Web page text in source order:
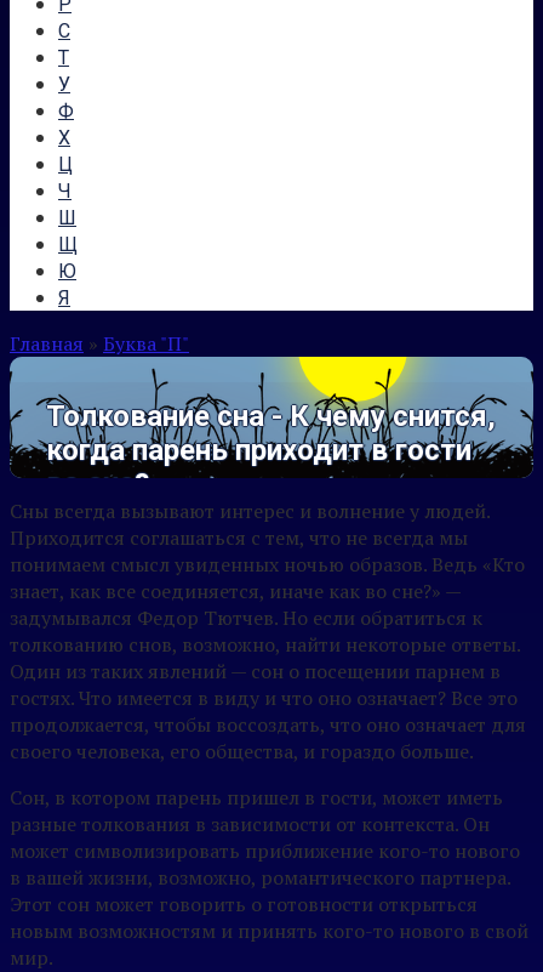
С
Т
У
Ф
Х
Ц
Ч
Ш
Щ
Ю
Я
Главная » Буква "П"
Толкование сна - К чему снится,
когда парень приходит в гости
во сне?
Сны всегда вызывают интерес и волнение у людей.
Приходится соглашаться с тем, что не всегда мы
понимаем смысл увиденных ночью образов. Ведь «Кто
знает, как все соединяется, иначе как во сне?» —
задумывался Федор Тютчев. Но если обратиться к
толкованию снов, возможно, найти некоторые ответы.
Один из таких явлений — сон о посещении парнем в
гостях. Что имеется в виду и что оно означает? Все это
продолжается, чтобы воссоздать, что оно означает для
своего человека, его общества, и гораздо больше.
Сон, в котором парень пришел в гости, может иметь
разные толкования в зависимости от контекста. Он
может символизировать приближение кого-то нового
в вашей жизни, возможно, романтического партнера.
Этот сон может говорить о готовности открыться
новым возможностям и принять кого-то нового в свой
мир.